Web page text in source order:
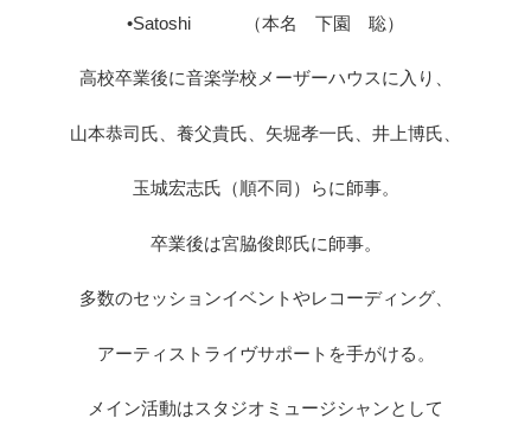
•Satoshi （本名 下園 聡）
高校卒業後に音楽学校メーザーハウスに入り、
山本恭司氏、養父貴氏、矢堀孝一氏、井上博氏、
玉城宏志氏（順不同）らに師事。
卒業後は宮脇俊郎氏に師事。
多数のセッションイベントやレコーディング、
アーティストライヴサポートを手がける。
メイン活動はスタジオミュージシャンとして